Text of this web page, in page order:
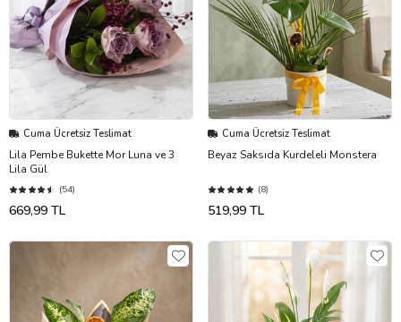
Cuma Ücretsiz Teslimat
Lila Pembe Bukette Mor Luna ve 3
Lila Gül
(54)
669,99 TL
Cuma Ücretsiz Teslimat
Beyaz Saksıda Kurdeleli Monstera
(8)
519,99 TL